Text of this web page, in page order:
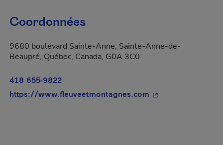
Coordonnées
9680 boulevard Sainte-Anne, Sainte-Anne-de-
Beaupré, Québec, Canada, G0A 3C0
418 655-9822
https://www.fleuveetmontagnes.com - Cet hyperlien